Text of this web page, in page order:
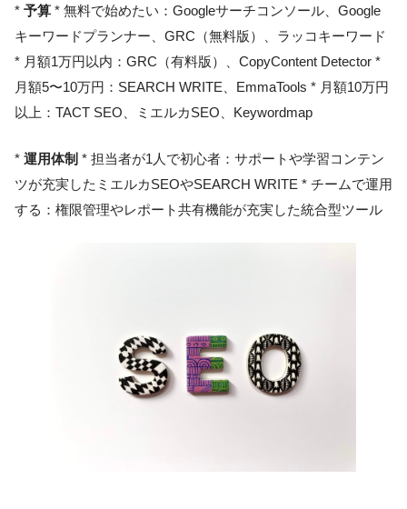
* 予算 * 無料で始めたい：Googleサーチコンソール、Google
キーワードプランナー、GRC（無料版）、ラッコキーワード
* 月額1万円以内：GRC（有料版）、CopyContent Detector *
月額5〜10万円：SEARCH WRITE、EmmaTools * 月額10万円
以上：TACT SEO、ミエルカSEO、Keywordmap
* 運用体制 * 担当者が1人で初心者：サポートや学習コンテン
ツが充実したミエルカSEOやSEARCH WRITE * チームで運用
する：権限管理やレポート共有機能が充実した統合型ツール